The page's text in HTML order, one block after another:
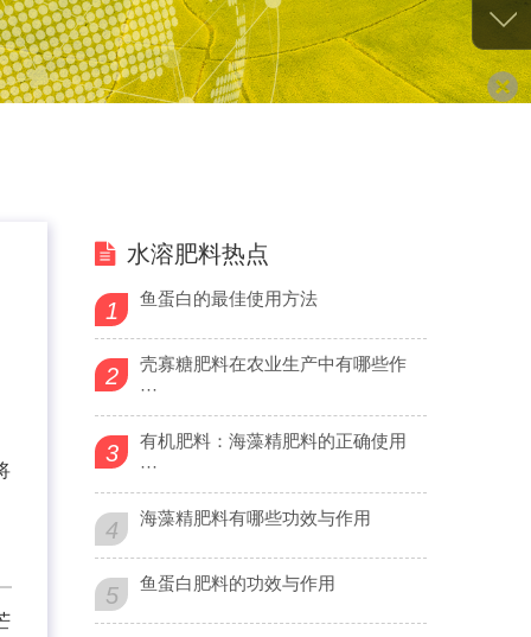
水溶肥料热点
1 鱼蛋白的最佳使用方法
2
壳寡糖肥料在农业生产中有哪些作
···
3
有机肥料：海藻精肥料的正确使用
···
4 海藻精肥料有哪些功效与作用
5 鱼蛋白肥料的功效与作用